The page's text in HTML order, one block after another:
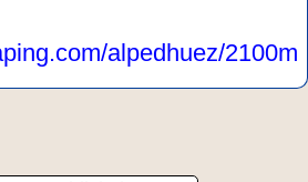
alpedhuez/2100m